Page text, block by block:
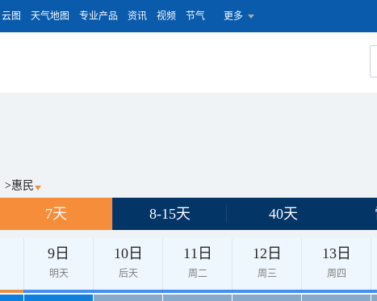
云图 天气地图 专业产品 资讯 视频 节气 更多
>惠民
7天 8-15天 40天
9日
明天
10日
后天
11日
周二
12日
周三
13日
周四